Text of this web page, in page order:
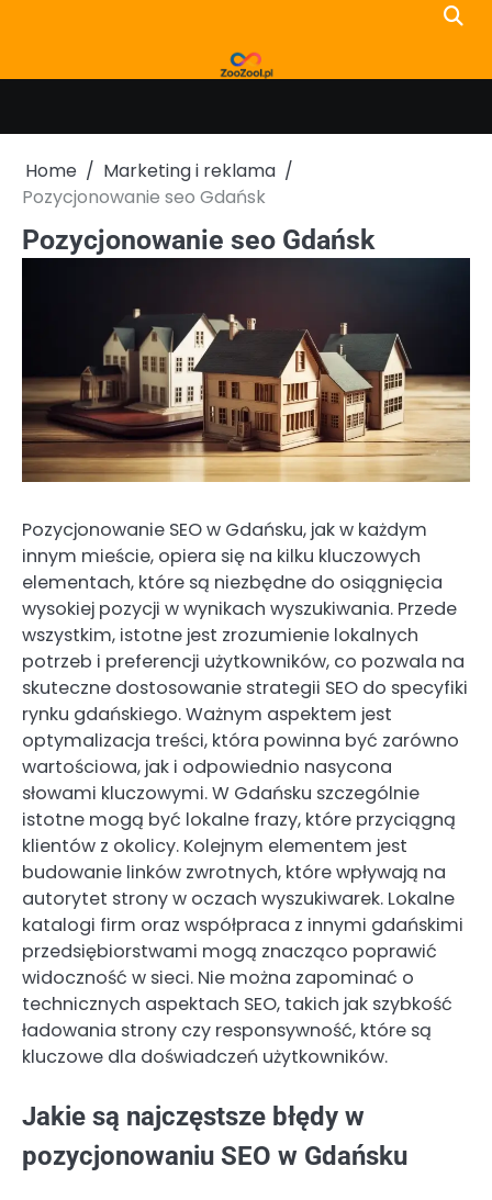
Home
Marketing i reklama
Pozycjonowanie seo Gdańsk
Pozycjonowanie seo Gdańsk
Pozycjonowanie SEO w Gdańsku, jak w każdym
innym mieście, opiera się na kilku kluczowych
elementach, które są niezbędne do osiągnięcia
wysokiej pozycji w wynikach wyszukiwania. Przede
wszystkim, istotne jest zrozumienie lokalnych
potrzeb i preferencji użytkowników, co pozwala na
skuteczne dostosowanie strategii SEO do specyfiki
rynku gdańskiego. Ważnym aspektem jest
optymalizacja treści, która powinna być zarówno
wartościowa, jak i odpowiednio nasycona
słowami kluczowymi. W Gdańsku szczególnie
istotne mogą być lokalne frazy, które przyciągną
klientów z okolicy. Kolejnym elementem jest
budowanie linków zwrotnych, które wpływają na
autorytet strony w oczach wyszukiwarek. Lokalne
katalogi firm oraz współpraca z innymi gdańskimi
przedsiębiorstwami mogą znacząco poprawić
widoczność w sieci. Nie można zapominać o
technicznych aspektach SEO, takich jak szybkość
ładowania strony czy responsywność, które są
kluczowe dla doświadczeń użytkowników.
Jakie są najczęstsze błędy w
pozycjonowaniu SEO w Gdańsku